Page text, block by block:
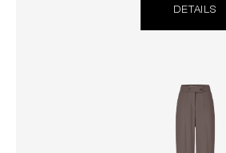
DETAILS